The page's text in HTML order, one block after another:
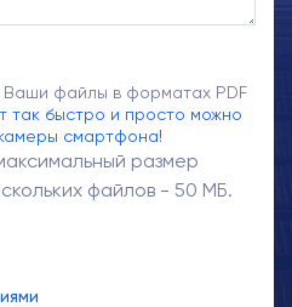
Ваши файлы в форматах PDF
так быстро и просто можно
смартфона!
размер
файлов - 50 МБ.